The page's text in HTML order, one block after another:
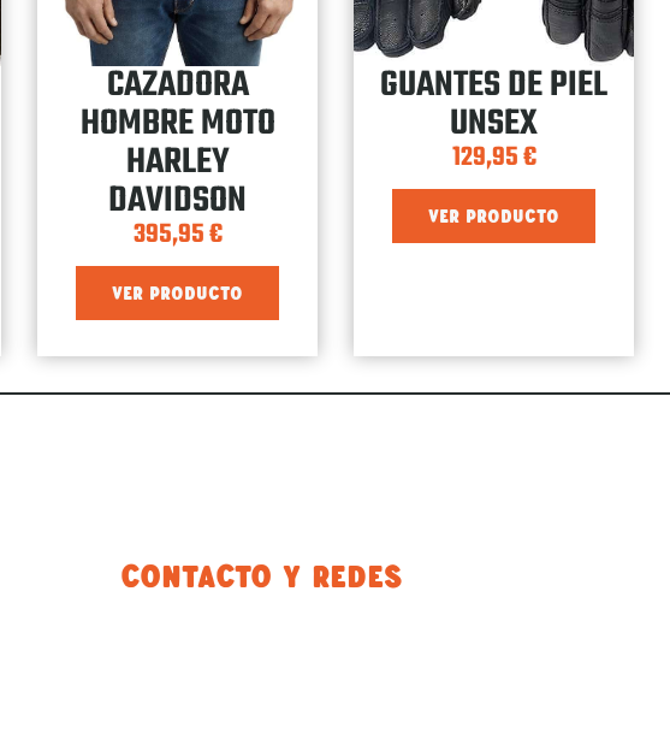
CAZADORA
HOMBRE MOTO
HARLEY
DAVIDSON
395,95€
VER PRODUCTO
GUANTES DE PIEL
UNSEX
129,95€
VER PRODUCTO
Contacto Y Redes